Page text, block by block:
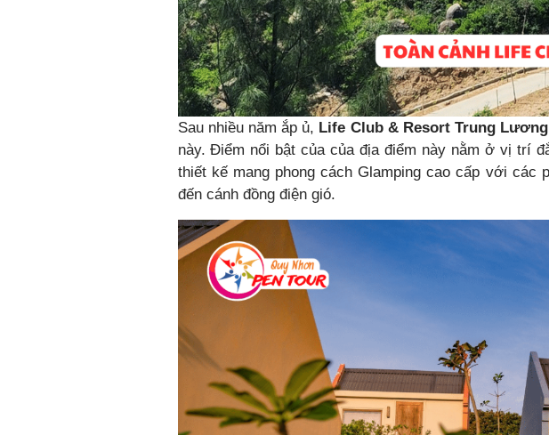
Sau nhiều năm ắp ủ, Life Club & Resort Trung Lương
này. Điểm nổi bật của của địa điểm này nằm ở vị trí
thiết kế mang phong cách Glamping cao cấp với
đến cánh đồng điện gió.